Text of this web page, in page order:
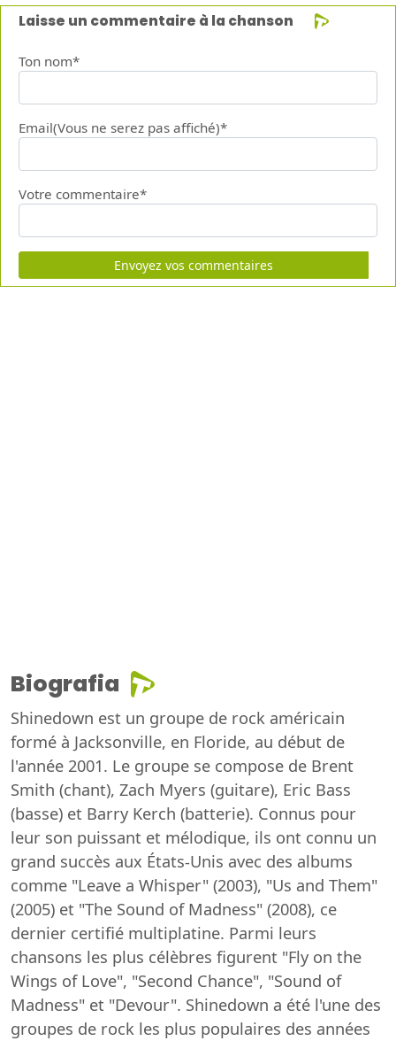
Laisse un commentaire à la chanson
Ton nom*
Email(Vous ne serez pas affiché)*
Votre commentaire*
Envoyez vos commentaires
Biografia
Shinedown est un groupe de rock américain
formé à Jacksonville, en Floride, au début de
l'année 2001. Le groupe se compose de Brent
Smith (chant), Zach Myers (guitare), Eric Bass
(basse) et Barry Kerch (batterie). Connus pour
leur son puissant et mélodique, ils ont connu un
grand succès aux États-Unis avec des albums
comme "Leave a Whisper" (2003), "Us and Them"
(2005) et "The Sound of Madness" (2008), ce
dernier certifié multiplatine. Parmi leurs
chansons les plus célèbres figurent "Fly on the
Wings of Love", "Second Chance", "Sound of
Madness" et "Devour". Shinedown a été l'une des
groupes de rock les plus populaires des années